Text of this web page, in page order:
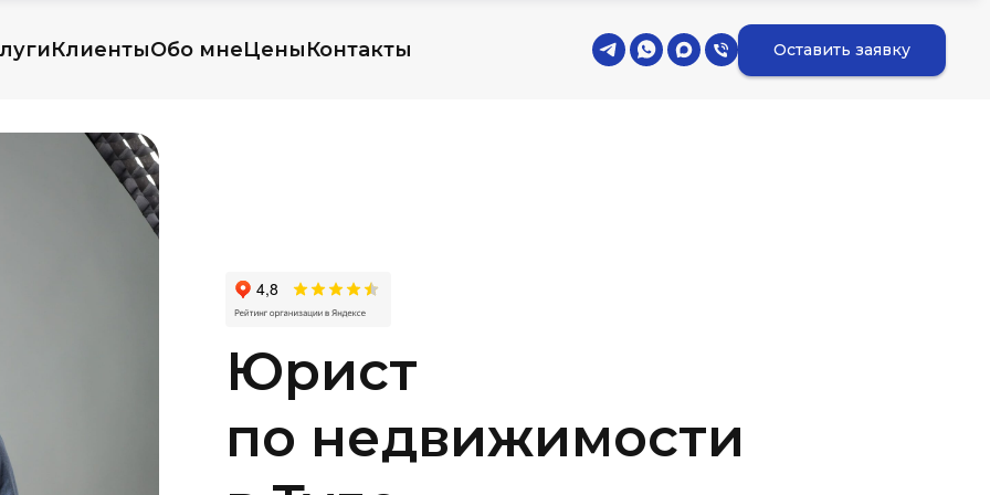
КлиентыОбо мнеЦеныКонтакты Оставить заявку
Юрист
по недвижимости